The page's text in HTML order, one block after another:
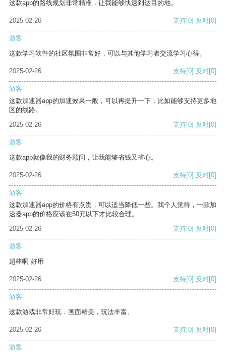
这款app的路线规划非常精准，让我能够快速到达目的地。
2025-02-26 支持[0] 反对[0]
游客
这款学习软件的社区氛围非常好，可以与其他学习者交流学习心得。
2025-02-26 支持[0] 反对[0]
游客
这款加速器app的加速效果一般，可以再提升一下，比如能够支持更多地
区的线路。
2025-02-26
支持[0] 反对[0]
游客
这款app就像我的财务顾问，让我能够省钱又省心。
2025-02-26 支持[0] 反对[0]
游客
这款加速器app的价格有点贵，可以适当降低一些。我个人觉得，一款加
速器app的价格应该在50元以下才比较合理。
2025-02-26
支持[0] 反对[0]
游客
超棒啊 好用
2025-02-26 支持[0] 反对[0]
游客
这款游戏非常好玩，画面精美，玩法丰富。
2025-02-26 支持[0] 反对[0]
游客